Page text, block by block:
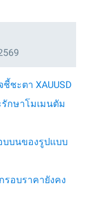
ชะตา XAUUSD
รักษาโมเมนตัม
บบนของรูปแบบ
รอบราคายังคง